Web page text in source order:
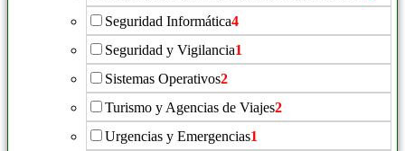
Seguridad Informática4
Seguridad y Vigilancia1
Sistemas Operativos2
Turismo y Agencias de Viajes2
Urgencias y Emergencias1